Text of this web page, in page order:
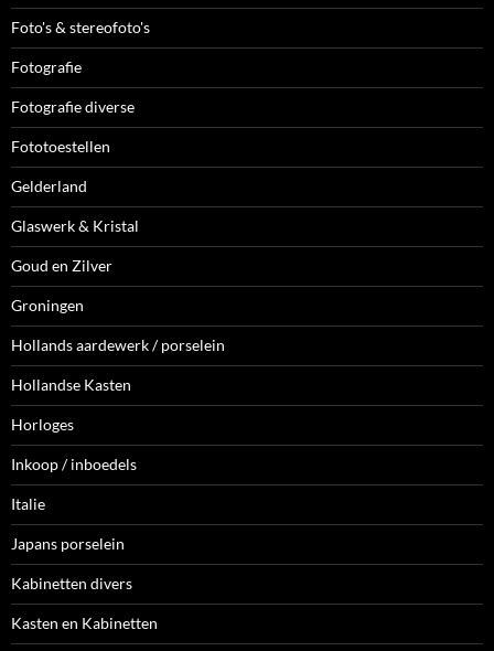
Foto's & stereofoto's
Fotografie
Fotografie diverse
Fototoestellen
Gelderland
Glaswerk & Kristal
Goud en Zilver
Groningen
Hollands aardewerk / porselein
Hollandse Kasten
Horloges
Inkoop / inboedels
Italie
Japans porselein
Kabinetten divers
Kasten en Kabinetten